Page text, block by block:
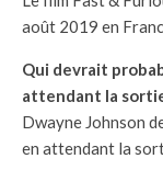
août 2019 en
Qui devrait
attendant la
Dwayne Johnson
en attendant la